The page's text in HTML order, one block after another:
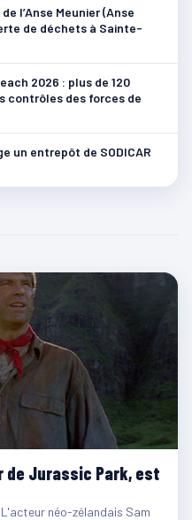
l’Anse Meunier (Anse
de déchets à Sainte-
2026 : plus de 120
contrôles des forces de
un entrepôt de SODICAR
de Jurassic Park, est
néo-zélandais Sam